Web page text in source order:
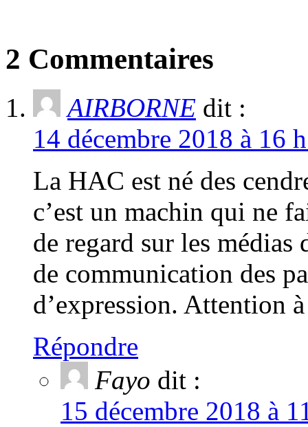
2 Commentaires
AIRBORNE dit :
14 décembre 2018 à 16
La HAC est né des
c’est un machin qui ne
de regard sur les médias
de communication des
d’expression. Attention
Répondre
Fayo dit :
15 décembre 2018 à